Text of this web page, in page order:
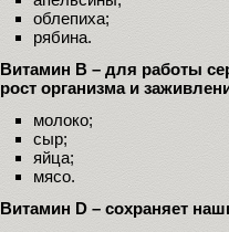
облепиха;
рябина.
Витамин В – для работы
рост организма и
молоко;
сыр;
яйца;
мясо.
Витамин D – сохраняет